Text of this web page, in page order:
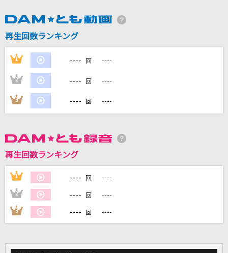
カラオケをもっと楽しもう！
再生回数ランキング
1 ---- 回 ----
2 ---- 回 ----
3 ---- 回 ----
再生回数ランキング
1 ---- 回 ----
2 ---- 回 ----
3 ---- 回 ----